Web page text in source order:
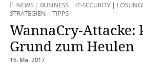
NEWS | BUSINESS | IT-SECURITY |
STRATEGIEN | TIPPS
WannaCry-Attacke:
Grund zum Heulen
16. Mai 2017